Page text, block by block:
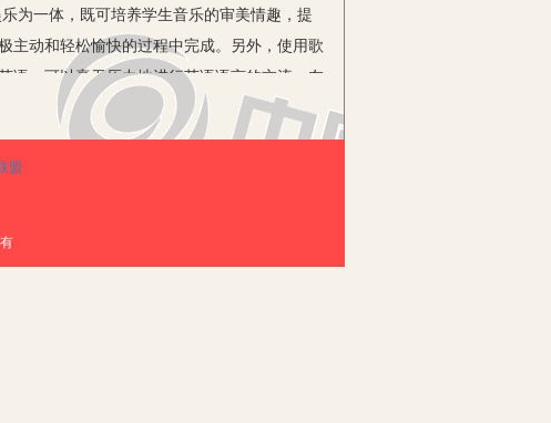
一体，既可培养学生音乐的审美情趣，提
主动和轻松愉快的过程中完成。另外，使用歌
语，可以毫无压力地进行英语语言的交流，在
学生没有良好的语言运用氛围，老师们经
习的兴趣。而英语歌曲中的歌词都是基于生
学生都会很乐意一遍遍地重复演唱这些歌
盟